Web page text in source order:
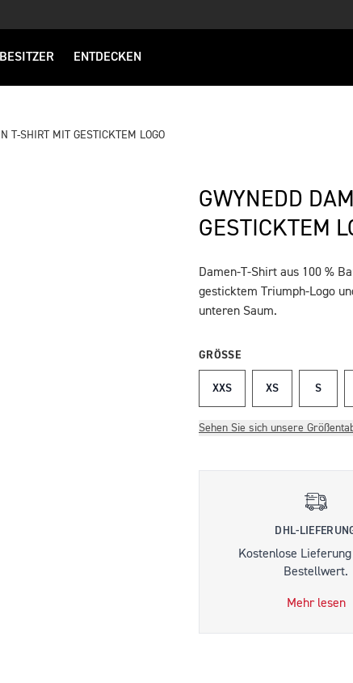
BESITZER ENTDECKEN
T-SHIRT MIT GESTICKTEM LOGO
GWYNEDD
GESTICKTEM
BESCHREIBUNG
Damen-T-Shirt aus 100 %
gesticktem Triumph-Logo
unteren Saum.
GRÖSSE
XXS XS S
Sehen Sie sich unsere
DHL-
Kostenlose
Bestellwert.
Mehr lesen